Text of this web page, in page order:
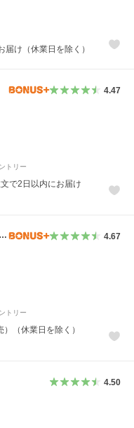
け（休業日を除く）
4.47
トリー
で2日以内にお届け
4.67
トリー
（休業日を除く）
4.50